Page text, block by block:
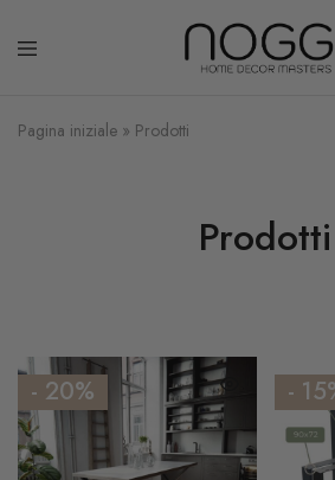
Pagina iniziale » Prodotti
Prodotti
- 20% -